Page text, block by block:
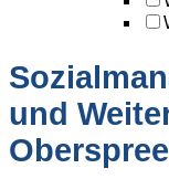
und